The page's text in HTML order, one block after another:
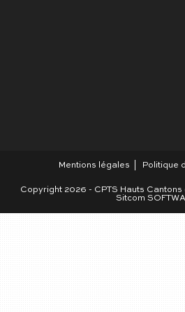
Mentions légales Politique
Copyright 2026 - CPTS Hauts
Sitcom